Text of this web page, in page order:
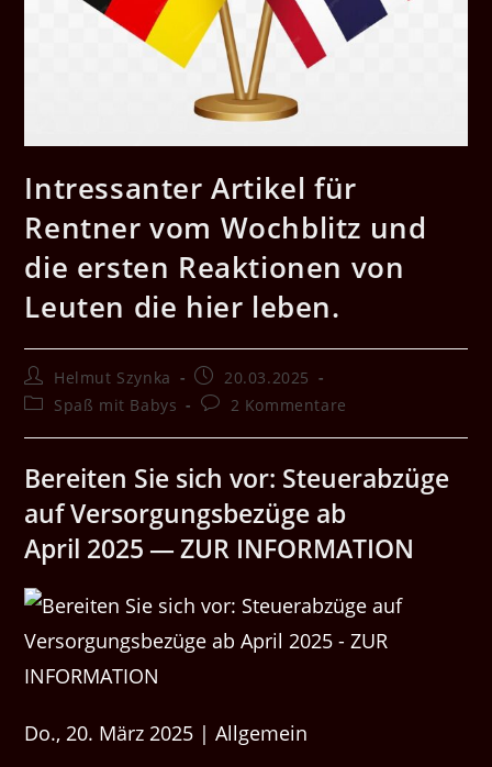
Intressanter Artikel für
Rentner vom Wochblitz und
die ersten Reaktionen von
Leuten die hier leben.
Beitrags-
Autor:
Helmut Szynka
Beitrag
veröffentlicht:
20.03.2025
Beitrags-
Spaß mit Babys
Beitrags-
2 Kommentare
Bere­it­en Sie sich vor: Steuer­abzüge
auf Ver­sorgungs­bezüge ab
April 2025 — ZUR INFORMATION
Do., 20. März 2025 | Allgemein